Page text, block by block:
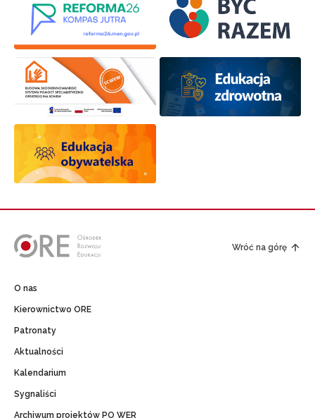
Wróć na górę
O nas
Kierownictwo ORE
Patronaty
Aktualności
Kalendarium
Sygnaliści
Archiwum projektów PO WER